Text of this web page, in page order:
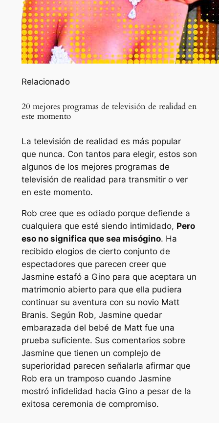
Relacionado
20 mejores programas de televisión de realidad en
este momento
La televisión de realidad es más popular
que nunca. Con tantos para elegir, estos son
algunos de los mejores programas de
televisión de realidad para transmitir o ver
en este momento.
Rob cree que es odiado porque defiende a
cualquiera que esté siendo intimidado, Pero
eso no significa que sea misógino. Ha
recibido elogios de cierto conjunto de
espectadores que parecen creer que
Jasmine estafó a Gino para que aceptara un
matrimonio abierto para que ella pudiera
continuar su aventura con su novio Matt
Branis. Según Rob, Jasmine quedar
embarazada del bebé de Matt fue una
prueba suficiente. Sus comentarios sobre
Jasmine que tienen un complejo de
superioridad parecen señalarla afirmar que
Rob era un tramposo cuando Jasmine
mostró infidelidad hacia Gino a pesar de la
exitosa ceremonia de compromiso.